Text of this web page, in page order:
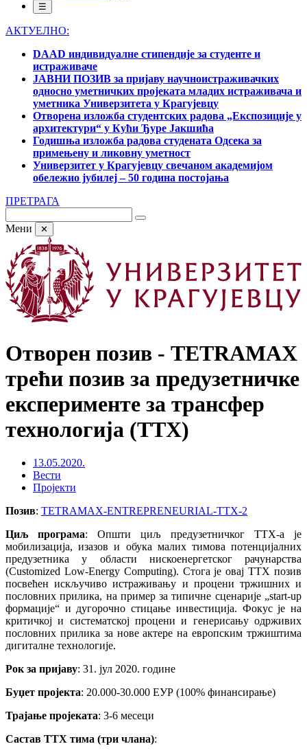
☰
АКТУЕЛНО:
DAAD индивидуалне стипендије за студенте и
истраживаче
ЈАВНИ ПОЗИВ за пријаву научноистраживачких
односно уметничких пројеката младих истраживача и
уметника Универзитета у Крагујевцу
Отворена изложба студентских радова „Експозиције у
архитектури“ у Кући Ђуре Јакшића
Годишња изложба радова студената Одсека за
примењену и ликовну уметност
Универзитет у Крагујевцу свечаном академијом
обележио јубилеј – 50 година постојања
ПРЕТРАГА
Мени ✕
Отворен позив - TETRAMAX
трећи позив за предузетничке
експерименте за трансфер
технологија (TTX)
13.05.2020.
Вести
Пројекти
Позив: TETRAMAX-ENTREPRENEURIAL-TTX-2
Циљ програма: Општи циљ предузетничког TTX-а је
мобилизација, изазов и обука малих тимова потенцијалних
предузетника у области нискоенергетског рачунарства
(Customized Low-Energy Computing). Стога је овај TTX позив
посвећен искључиво истраживању и процени тржишних и
пословних прилика, на пример за типичне сценарије „start-up
формације“ и дугорочно стицање инвестиција. Фокус је на
критичкој и систематској процени и генерисању одрживих
пословних прилика за нове актере на европским тржиштима
дигиталне технологије.
Рок за пријаву: 31. јул 2020. године
Буџет пројекта: 20.000-30.000 ЕУР (100% финансирање)
Трајање пројеката: 3-6 месеци
Састав TTX тима (три члана):